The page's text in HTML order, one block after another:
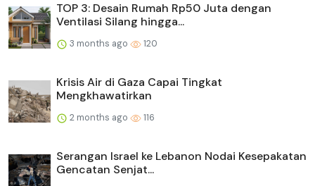
TOP 3: Desain Rumah Rp50 Juta dengan
Ventilasi Silang hingga...
3 months ago 120
Krisis Air di Gaza Capai Tingkat
Mengkhawatirkan
2 months ago 116
Serangan Israel ke Lebanon Nodai Kesepakatan
Gencatan Senjat...